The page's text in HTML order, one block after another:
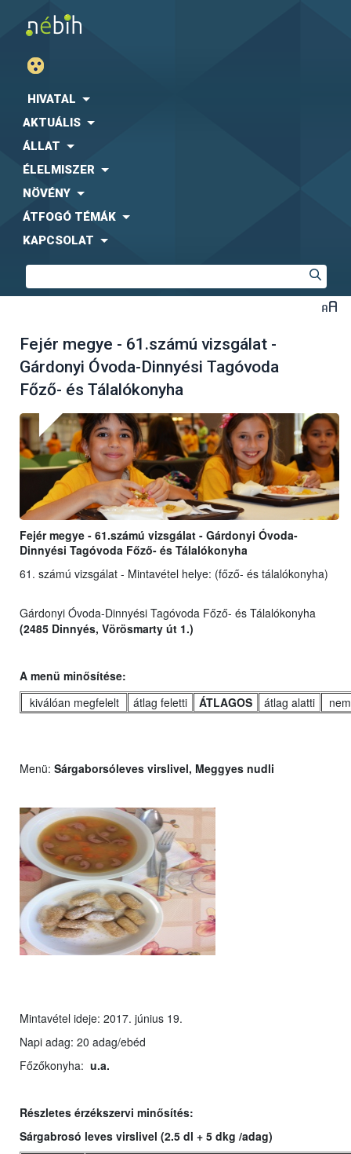
HIVATAL
AKTUÁLIS
ÁLLAT
ÉLELMISZER
NÖVÉNY
ÁTFOGÓ TÉMÁK
KAPCSOLAT
Fejér megye - 61.számú vizsgálat -
Gárdonyi Óvoda-Dinnyési Tagóvoda
Főző- és Tálalókonyha
Fejér megye - 61.számú vizsgálat - Gárdonyi Óvoda-
Dinnyési Tagóvoda Főző- és Tálalókonyha
61. számú vizsgálat - Mintavétel helye: (főző- és tálalókonyha)
Gárdonyi Óvoda-Dinnyési Tagóvoda Főző- és Tálalókonyha
(2485 Dinnyés, Vörösmarty út 1.)
A menü minősítése:
kiválóan megfelelt
átlag feletti ÁTLAGOS átlag alatti
Menü: Sárgaborsóleves virslivel, Meggyes nudli
Mintavétel ideje: 2017. június 19.
Napi adag: 20 adag/ebéd
Főzőkonyha: u.a.
Részletes érzékszervi minősítés:
Sárgabrosó leves virslivel (2.5 dl + 5 dkg /adag)